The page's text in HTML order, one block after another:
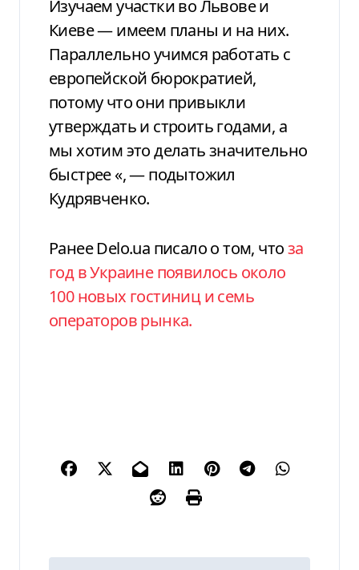
Изучаем участки во Львове и
Киеве — имеем планы и на них.
Параллельно учимся работать с
европейской бюрократией,
потому что они привыкли
утверждать и строить годами, а
мы хотим это делать значительно
быстрее«, — подытожил
Кудрявченко.
Ранее Delo.ua писало о том, чтоза
год в Украине появилось около
100 новых гостиниц и семь
операторов рынка.